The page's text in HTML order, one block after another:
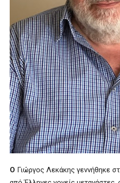
Ο Γιώργος Λεκάκης γεννήθηκε